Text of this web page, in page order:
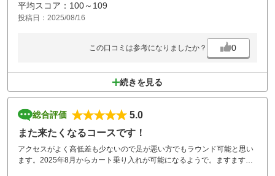
平均スコア：100～109
投稿日：2025/08/16
この口コミは参考になりましたか？ 0
続きを見る
総合評価
5.0
また来たくなるコースです！
アクセスがよく高低差も少ないので足が悪い方でもラウンド可能と思い
ます。2025年8月からカート乗り入れが可能になるようで。ますます回